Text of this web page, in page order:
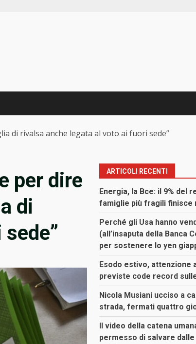
di rivalsa anche legata al voto ai fuori sede”
per dire
di
ARTICOLI RECENTI
Energia, la Bce: il 9% del
famiglie più fragili finisce
Perché gli Usa hanno
(all’insaputa della Banca
per sostenere lo yen
Esodo estivo, attenzione
previste code record
Nicola Musiani ucciso a
strada, fermati quattro
Il video della catena
permesso di salvare dalle